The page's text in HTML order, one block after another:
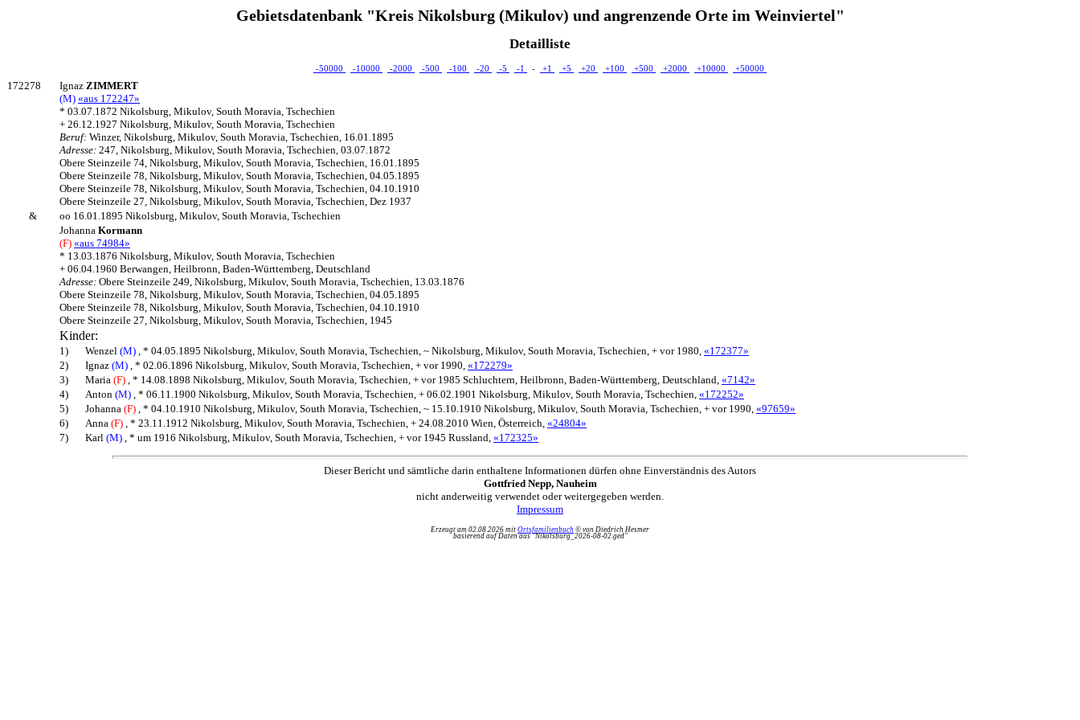
Gebietsdatenbank "Kreis Nikolsburg (Mikulov) und angrenzende Orte im Weinviertel"
Detailliste
-50000 -10000 -2000 -500 -100 -20 -5 -1 - +1 +5 +20 +100 +500 +2000 +10000 +50000
172278 Ignaz ZIMMERT
(M) «aus 172247»
* 03.07.1872 Nikolsburg, Mikulov, South Moravia, Tschechien
+ 26.12.1927 Nikolsburg, Mikulov, South Moravia, Tschechien
Beruf: Winzer, Nikolsburg, Mikulov, South Moravia, Tschechien, 16.01.1895
Adresse: 247, Nikolsburg, Mikulov, South Moravia, Tschechien, 03.07.1872
Obere Steinzeile 74, Nikolsburg, Mikulov, South Moravia, Tschechien, 16.01.1895
Obere Steinzeile 78, Nikolsburg, Mikulov, South Moravia, Tschechien, 04.05.1895
Obere Steinzeile 78, Nikolsburg, Mikulov, South Moravia, Tschechien, 04.10.1910
Obere Steinzeile 27, Nikolsburg, Mikulov, South Moravia, Tschechien, Dez 1937
&
oo 16.01.1895 Nikolsburg, Mikulov, South Moravia, Tschechien
Johanna Kormann
(F) «aus 74984»
* 13.03.1876 Nikolsburg, Mikulov, South Moravia, Tschechien
+ 06.04.1960 Berwangen, Heilbronn, Baden-Württemberg, Deutschland
Adresse: Obere Steinzeile 249, Nikolsburg, Mikulov, South Moravia, Tschechien, 13.03.1876
Obere Steinzeile 78, Nikolsburg, Mikulov, South Moravia, Tschechien, 04.05.1895
Obere Steinzeile 78, Nikolsburg, Mikulov, South Moravia, Tschechien, 04.10.1910
Obere Steinzeile 27, Nikolsburg, Mikulov, South Moravia, Tschechien, 1945
Kinder:
1) Wenzel (M) , * 04.05.1895 Nikolsburg, Mikulov, South Moravia, Tschechien, ~ Nikolsburg, Mikulov, South Moravia, Tschechien, + vor 1980, «172377»
2)
Ignaz (M) , * 02.06.1896 Nikolsburg, Mikulov, South Moravia, Tschechien, + vor 1990, «172279»
3)
Maria (F) , * 14.08.1898 Nikolsburg, Mikulov, South Moravia, Tschechien, + vor 1985 Schluchtern, Heilbronn, Baden-Württemberg, Deutschland, «7142»
4)
Anton (M) , * 06.11.1900 Nikolsburg, Mikulov, South Moravia, Tschechien, + 06.02.1901 Nikolsburg, Mikulov, South Moravia, Tschechien, «172252»
5)
Johanna (F) , * 04.10.1910 Nikolsburg, Mikulov, South Moravia, Tschechien, ~ 15.10.1910 Nikolsburg, Mikulov, South Moravia, Tschechien, + vor 1990, «97659»
6)
Anna (F) , * 23.11.1912 Nikolsburg, Mikulov, South Moravia, Tschechien, + 24.08.2010 Wien, Österreich, «24804»
7)
Karl (M) , * um 1916 Nikolsburg, Mikulov, South Moravia, Tschechien, + vor 1945 Russland, «172325»
Dieser Bericht und sämtliche darin enthaltene Informationen dürfen ohne Einverständnis des Autors
Gottfried Nepp, Nauheim
nicht anderweitig verwendet oder weitergegeben werden.
Impressum
Erzeugt am 02.08.2026 mit Ortsfamilienbuch © von Diedrich Hesmer
basierend auf Daten aus "Nikolsburg_2026-08-02.ged"